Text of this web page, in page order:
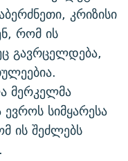
ᲐᲛᲑᲐᲕᲘ
კრიზისი
რომ ის
გავრცელდება,
მერკელმა
ევროს სიმყარესა
ის შეძლებს